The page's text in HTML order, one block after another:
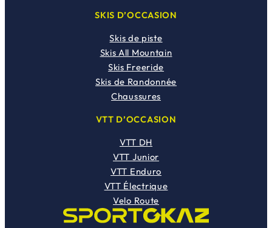
SKIS D’OCCASION
Skis de piste
Skis All Mountain
Skis Freeride
Skis de Randonnée
Chaussures
VTT D’OCCASION
VTT DH
VTT Junior
VTT Enduro
VTT Électrique
Velo Route